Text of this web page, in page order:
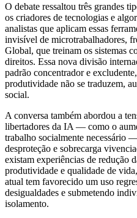
O debate ressaltou três grandes
os criadores de tecnologias e
analistas que aplicam essas
invisível de microtrabalhadores,
Global, que treinam os sistemas
direitos. Essa nova divisão
padrão concentrador e
produtividade não se traduzem,
social.
A conversa também abordou a
libertadores da IA — como o
trabalho socialmente necessário
desproteção e sobrecarga
existam experiências de redução
produtividade e qualidade de
atual tem favorecido um uso
desigualdades e submetendo
isolamento.